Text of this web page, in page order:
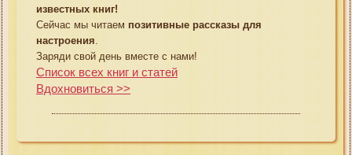
известных книг!
Сейчас мы читаем позитивные рассказы для
настроения
Заряди свой день вместе с нами!
Список всех книг и статей
Вдохновиться >>